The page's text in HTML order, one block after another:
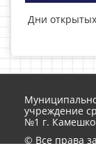
Дни
учреждение
№1 г.
© Все права